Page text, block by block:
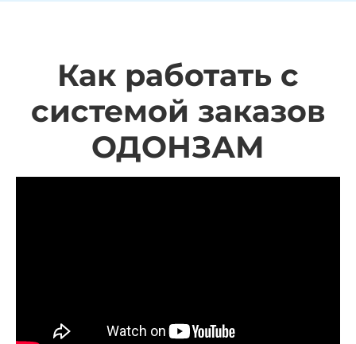
Как работать с
системой заказов
ОДОНЗАМ